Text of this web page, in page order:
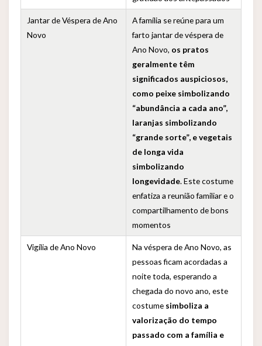
Jantar de Véspera de Ano
Novo
A família se reúne para um
farto jantar de véspera de
Ano Novo, os pratos
geralmente têm
significados auspiciosos,
como peixe simbolizando
“abundância a cada ano”,
laranjas simbolizando
“grande sorte”, e vegetais
de longa vida
simbolizando
longevidade. Este costume
enfatiza a reunião familiar e o
compartilhamento de bons
momentos
Vigília de Ano Novo
Na véspera de Ano Novo, as
pessoas ficam acordadas a
noite toda, esperando a
chegada do novo ano, este
costume simboliza a
valorização do tempo
passado com a família e